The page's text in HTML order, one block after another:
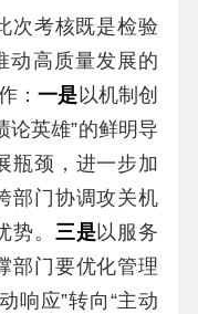
次考核既是检验
动高质量发展的
：一是以机制创
论英雄”的鲜明导
瓶颈，进一步加
部门协调攻关机
。 三是以服务
部门要优化管理
响应”转向“主动